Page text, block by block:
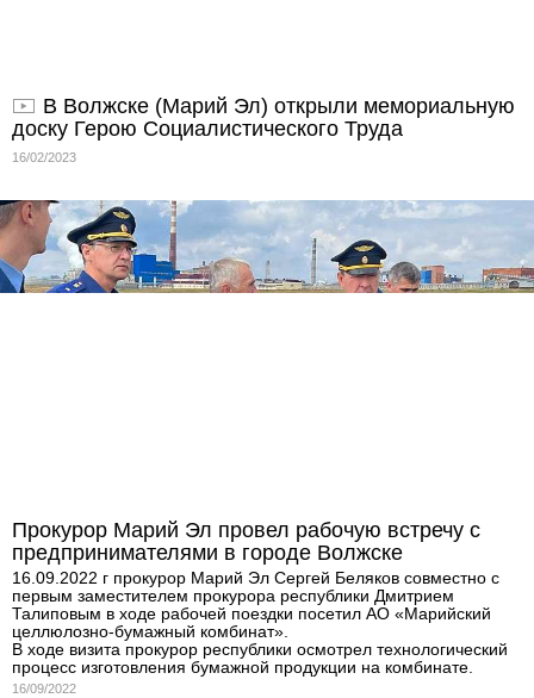
В Волжске (Марий Эл) открыли мемориальную
доску Герою Социалистического Труда
16/02/2023
Прокурор Марий Эл провел рабочую встречу с
предпринимателями в городе Волжске
16.09.2022 г прокурор Марий Эл Сергей Беляков совместно с
первым заместителем прокурора республики Дмитрием
Талиповым в ходе рабочей поездки посетил АО «Марийский
целлюлозно-бумажный комбинат».
В ходе визита прокурор республики осмотрел технологический
процесс изготовления бумажной продукции на комбинате.
16/09/2022